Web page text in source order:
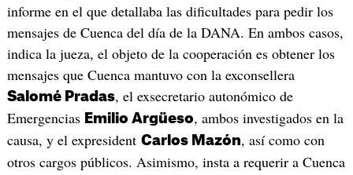
informe en el que detallaba las dificultades para pedir los
mensajes de Cuenca del día de la DANA. En ambos casos,
indica la jueza, el objeto de la cooperación es obtener los
mensajes que Cuenca mantuvo con la exconsellera
Salomé Pradas, el exsecretario autonómico de
Emergencias Emilio Argüeso, ambos investigados en la
causa, y el expresident Carlos Mazón, así como con
otros cargos públicos. Asimismo, insta a requerir a Cuenca